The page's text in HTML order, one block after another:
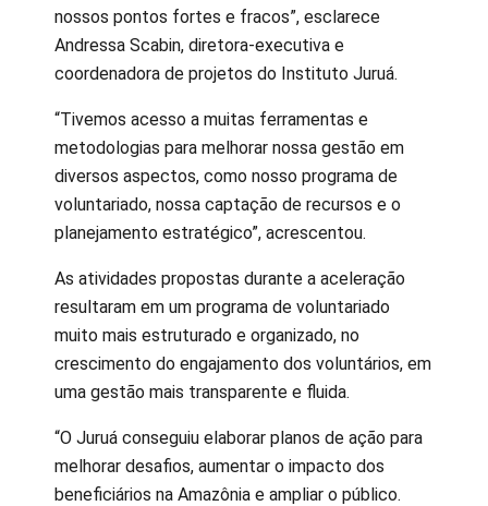
nossos pontos fortes e fracos”, esclarece
Andressa Scabin, diretora-executiva e
coordenadora de projetos do Instituto Juruá.
“Tivemos acesso a muitas ferramentas e
metodologias para melhorar nossa gestão em
diversos aspectos, como nosso programa de
voluntariado, nossa captação de recursos e o
planejamento estratégico”, acrescentou.
As atividades propostas durante a aceleração
resultaram em um programa de voluntariado
muito mais estruturado e organizado, no
crescimento do engajamento dos voluntários, em
uma gestão mais transparente e fluida.
“O Juruá conseguiu elaborar planos de ação para
melhorar desafios, aumentar o impacto dos
beneficiários na Amazônia e ampliar o público.